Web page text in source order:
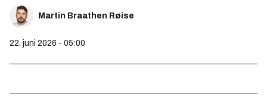
Martin Braathen Røise
22. juni 2026 - 05:00